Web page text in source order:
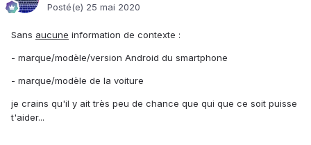
Posté(e) 25 mai 2020
Sans aucune information de contexte :
- marque/modèle/version Android du smartphone
- marque/modèle de la voiture
je crains qu'il y ait très peu de chance que qui que ce soit puisse
t'aider...